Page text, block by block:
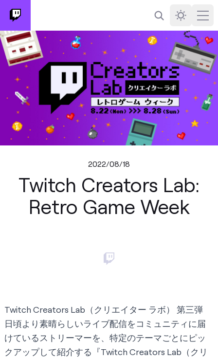
検索
Darkmode
2022/08/18
Twitch Creators Lab:
Retro Game Week
Twitch Creators Lab（クリエイター ラボ） 第三弾
日頃より素晴らしいライブ配信をコミュニティに届
けているストリーマーを、特定のテーマごとにピッ
クアップして紹介する『Twitch Creators Lab（クリ